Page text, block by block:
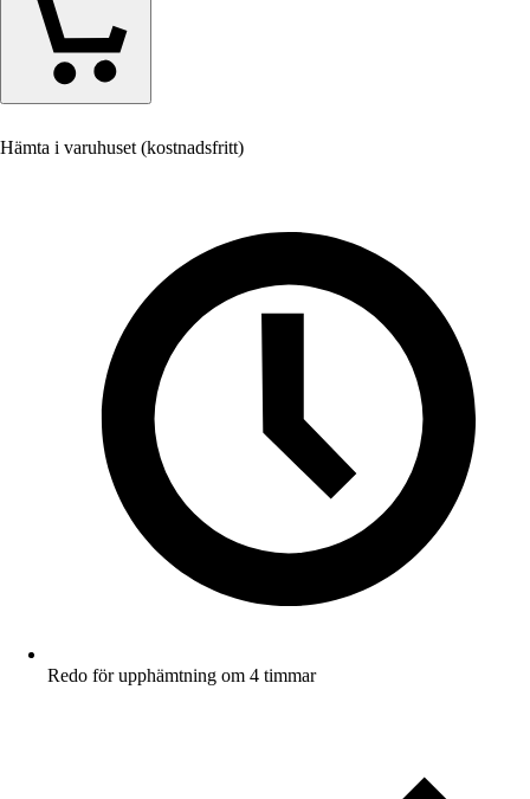
Hämta i varuhuset (kostnadsfritt)
Redo för upphämtning om 4 timmar